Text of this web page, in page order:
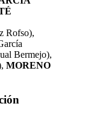
Rofso),
Bermejo),
MORENO